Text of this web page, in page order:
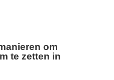
om
te zetten in